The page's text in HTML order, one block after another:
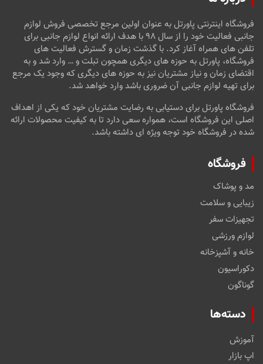
فروشگاه اینترنتی پاورتل به عنوان اولین مرجع تخصصی فروش لوازم
جانبی فعالیت خود را از سال ۹۸ با هدف ارائه انواع لوازم جانبی برای
تلفن های همراه آغاز کرد. با گذشت زمان و گسترش فعالیت های
فروشگاه، پاورتل به حوزه های دیگری همچون تبلت و … وارد شد و به
اقتضای زمان و نیاز مشتریان نیز به حوزه های دیگری که وجود یک مرجع
برای تهیه لوازم جانبی آن ضروری باشد وارد خواهد شد.
فروشگاه پاورتل برای دستیابی به رضایت مشتریان خود که یکی از اهداف
اصلی این فروشگاه است، همواره سعی دارد تا به کیفیت محصولات ارائه
شده در فروشگاه خود توجه ویژه ای داشته باشد.
فروشگاه
مد و پوشاک
زیبایی و سلامت
تجهیزات سفر
لوازم ورزشی
خانه و آشپزخانه
دکوراسیون
گوناگون
دسته‌ها
آموزش
اپ بازار